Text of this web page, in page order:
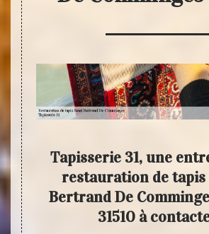
un
de
Tapisserie 31, une
restauration de tapis
Bertrand De
31510 à